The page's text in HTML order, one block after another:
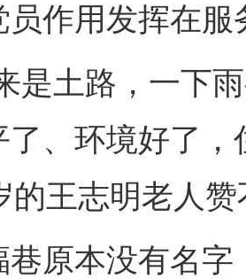
用发挥在服
土路，一下雨
、环境好了，
的王志明老人
本没有名字